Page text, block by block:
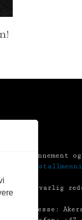
Abonnement
Ansvarlig
Adresse: